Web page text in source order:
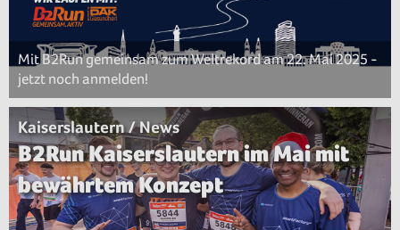
Mit B2Run gemeinsam zum Weltrekord am 22. Mai 2025 -
jetzt noch anmelden!
Kaiserslautern / News
B2Run Kaiserslautern im Mai mit
bewährtem Konzept